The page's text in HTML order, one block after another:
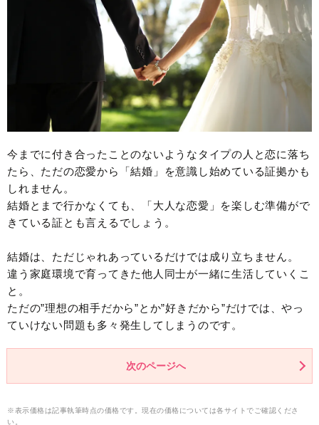
今までに付き合ったことのないようなタイプの人と恋に落ち
たら、ただの恋愛から「結婚」を意識し始めている証拠かも
しれません。
結婚とまで行かなくても、「大人な恋愛」を楽しむ準備がで
きている証とも言えるでしょう。
結婚は、ただじゃれあっているだけでは成り立ちません。
違う家庭環境で育ってきた他人同士が一緒に生活していくこ
と。
ただの”理想の相手だから”とか”好きだから”だけでは、やっ
ていけない問題も多々発生してしまうのです。
次のページへ
※表示価格は記事執筆時点の価格です。現在の価格については各サイトでご確認くださ
い。